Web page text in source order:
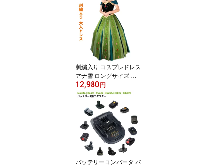
ト PD3.0/QC3.0規格 2台
同時充電 急速充電
刺繍入り コスプレドレス
アナ雪 ロングサイズ ハ
ロウィン 仮装舞踏会衣装
戴冠式 プリンセス 立体
感 大人用 コスチューム
12,980 円
バッテリーコンバータ バ